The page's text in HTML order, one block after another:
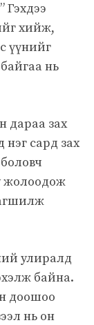
Гэхдээ
хийж,
үүнийг
нь
дараа зах
сард зах
жолоодож
улиралд
байна.
доошоо
нь он